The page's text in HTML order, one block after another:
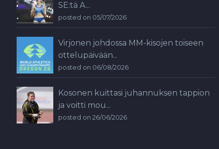
SE:tä A...
posted on 05/07/2026
Virjonen johdossa MM-kisojen toiseen
ottelupäivään...
posted on 06/08/2026
Kosonen kuittasi juhannuksen tappion
ja voitti mou...
posted on 26/06/2026